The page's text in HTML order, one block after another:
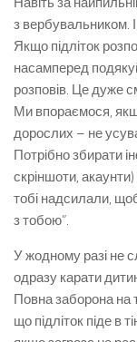
з вербувальником.
Якщо підліток
насамперед
розповів. Це дуже
Ми впораємося,
дорослих – не
Потрібно збирати
скріншоти,
тобі надсилали,
з тобою”.
У жодному разі не
одразу карати
Повна заборона на
що підліток піде в